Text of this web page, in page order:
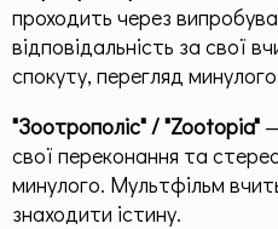
проходить через
відповідальність за свої
спокуту, перегляд
"Зоотрополіс" / "Zootopia"
свої переконання та
минулого. Мультфільм
знаходити істину.